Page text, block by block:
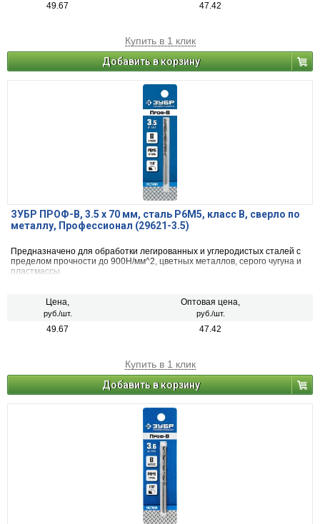
49.67 47.42
Купить в 1 клик
Добавить в корзину
ЗУБР ПРОФ-В, 3.5 х 70 мм, сталь Р6М5, класс В, сверло по
металлу, Профессионал (29621-3.5)
Предназначено для обработки легированных и углеродистых сталей с
пределом прочности до 900Н/мм^2, цветных металлов, серого чугуна и
пластмассы.
Цена,
руб./шт.
Оптовая цена,
руб./шт.
49.67 47.42
Купить в 1 клик
Добавить в корзину